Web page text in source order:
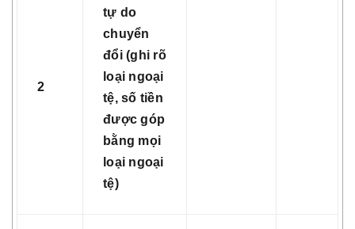
2
tự do
chuyển
đổi (ghi rõ
loại ngoại
tệ, số tiền
được góp
bằng mọi
loại ngoại
tệ)